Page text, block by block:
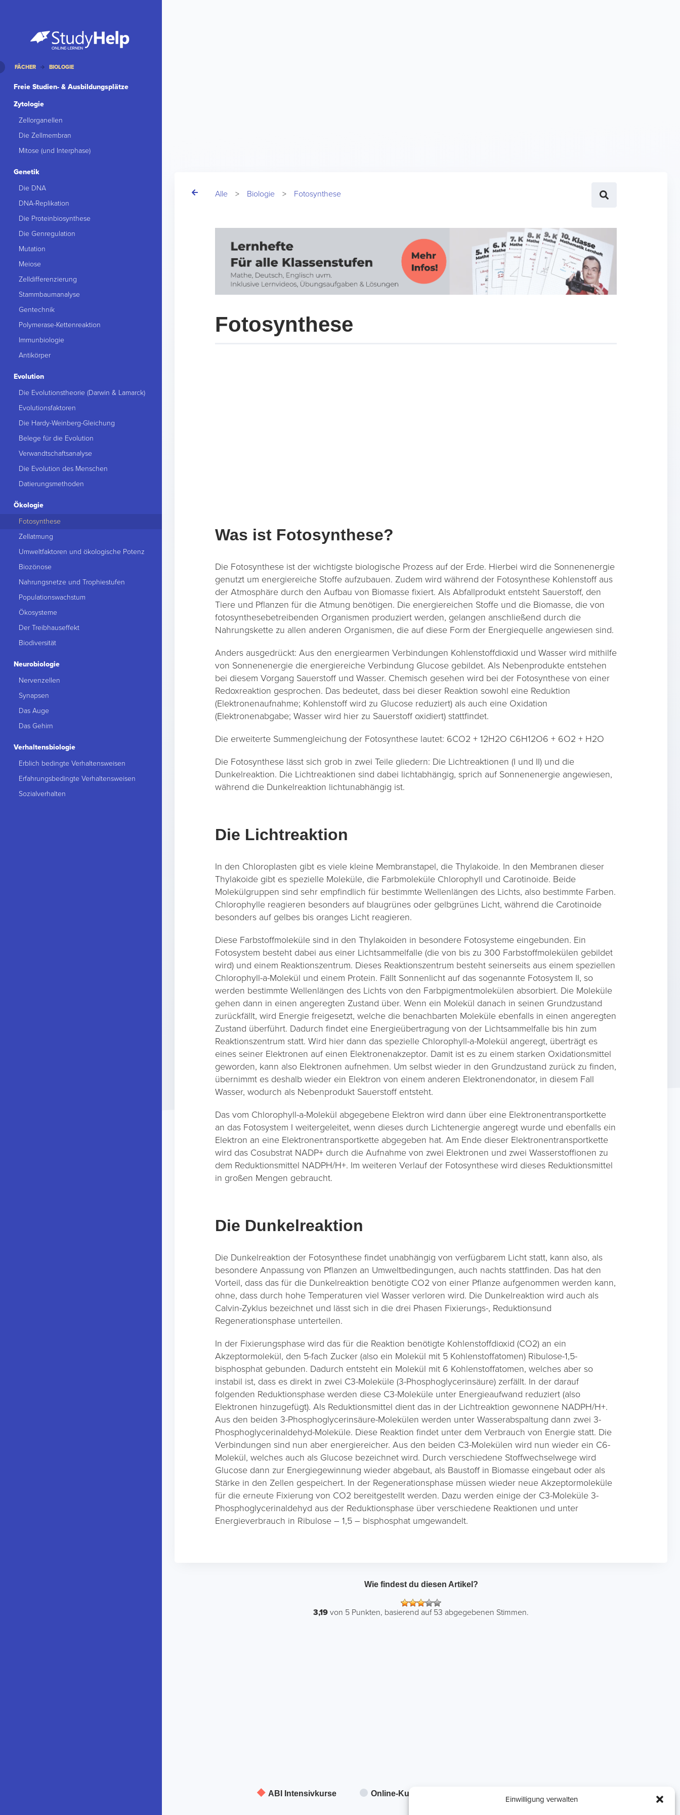
Einwilligung verwalten
Alle Biologie Fotosynthese
Fotosynthese
Was ist Fotosynthese?
Die Fotosynthese ist der wichtigste biologische Prozess auf der Erde. Hierbei wird die Sonnenenergie
genutzt um energiereiche Stoffe aufzubauen. Zudem wird während der Fotosynthese Kohlenstoff aus
der Atmosphäre durch den Aufbau von Biomasse fixiert. Als Abfallprodukt entsteht Sauerstoff, den
Tiere und Pflanzen für die Atmung benötigen. Die energiereichen Stoffe und die Biomasse, die von
fotosynthesebetreibenden Organismen produziert werden, gelangen anschließend durch die
Nahrungskette zu allen anderen Organismen, die auf diese Form der Energiequelle angewiesen sind.
Anders ausgedrückt: Aus den energiearmen Verbindungen Kohlenstoffdioxid und Wasser wird mithilfe
von Sonnenenergie die energiereiche Verbindung Glucose gebildet. Als Nebenprodukte entstehen
bei diesem Vorgang Sauerstoff und Wasser. Chemisch gesehen wird bei der Fotosynthese von einer
Redoxreaktion gesprochen. Das bedeutet, dass bei dieser Reaktion sowohl eine Reduktion
(Elektronenaufnahme; Kohlenstoff wird zu Glucose reduziert) als auch eine Oxidation
(Elektronenabgabe; Wasser wird hier zu Sauerstoff oxidiert) stattfindet.
Die erweiterte Summengleichung der Fotosynthese lautet: 6CO2 + 12H2O C6H12O6 + 6O2 + H2O
Die Fotosynthese lässt sich grob in zwei Teile gliedern: Die Lichtreaktionen (I und II) und die
Dunkelreaktion. Die Lichtreaktionen sind dabei lichtabhängig, sprich auf Sonnenenergie angewiesen,
während die Dunkelreaktion lichtunabhängig ist.
Die Lichtreaktion
In den Chloroplasten gibt es viele kleine Membranstapel, die Thylakoide. In den Membranen dieser
Thylakoide gibt es spezielle Moleküle, die Farbmoleküle Chlorophyll und Carotinoide. Beide
Molekülgruppen sind sehr empfindlich für bestimmte Wellenlängen des Lichts, also bestimmte Farben.
Chlorophylle reagieren besonders auf blaugrünes oder gelbgrünes Licht, während die Carotinoide
besonders auf gelbes bis oranges Licht reagieren.
Diese Farbstoffmoleküle sind in den Thylakoiden in besondere Fotosysteme eingebunden. Ein
Fotosystem besteht dabei aus einer Lichtsammelfalle (die von bis zu 300 Farbstoffmolekülen gebildet
wird) und einem Reaktionszentrum. Dieses Reaktionszentrum besteht seinerseits aus einem speziellen
Chlorophyll-a-Molekül und einem Protein. Fällt Sonnenlicht auf das sogenannte Fotosystem II, so
werden bestimmte Wellenlängen des Lichts von den Farbpigmentmolekülen absorbiert. Die Moleküle
gehen dann in einen angeregten Zustand über. Wenn ein Molekül danach in seinen Grundzustand
zurückfällt, wird Energie freigesetzt, welche die benachbarten Moleküle ebenfalls in einen angeregten
Zustand überführt. Dadurch findet eine Energieübertragung von der Lichtsammelfalle bis hin zum
Reaktionszentrum statt. Wird hier dann das spezielle Chlorophyll-a-Molekül angeregt, überträgt es
eines seiner Elektronen auf einen Elektronenakzeptor. Damit ist es zu einem starken Oxidationsmittel
geworden, kann also Elektronen aufnehmen. Um selbst wieder in den Grundzustand zurück zu finden,
übernimmt es deshalb wieder ein Elektron von einem anderen Elektronendonator, in diesem Fall
Wasser, wodurch als Nebenprodukt Sauerstoff entsteht.
Das vom Chlorophyll-a-Molekül abgegebene Elektron wird dann über eine Elektronentransportkette
an das Fotosystem I weitergeleitet, wenn dieses durch Lichtenergie angeregt wurde und ebenfalls ein
Elektron an eine Elektronentransportkette abgegeben hat. Am Ende dieser Elektronentransportkette
wird das Cosubstrat NADP+ durch die Aufnahme von zwei Elektronen und zwei Wasserstoffionen zu
dem Reduktionsmittel NADPH/H+. Im weiteren Verlauf der Fotosynthese wird dieses Reduktionsmittel
in großen Mengen gebraucht.
Die Dunkelreaktion
Die Dunkelreaktion der Fotosynthese findet unabhängig von verfügbarem Licht statt, kann also, als
besondere Anpassung von Pflanzen an Umweltbedingungen, auch nachts stattfinden. Das hat den
Vorteil, dass das für die Dunkelreaktion benötigte CO2 von einer Pflanze aufgenommen werden kann,
ohne, dass durch hohe Temperaturen viel Wasser verloren wird. Die Dunkelreaktion wird auch als
Calvin-Zyklus bezeichnet und lässt sich in die drei Phasen Fixierungs-, Reduktionsund
Regenerationsphase unterteilen.
In der Fixierungsphase wird das für die Reaktion benötigte Kohlenstoffdioxid (CO2) an ein
Akzeptormolekül, den 5-fach Zucker (also ein Molekül mit 5 Kohlenstoffatomen) Ribulose-1,5-
bisphosphat gebunden. Dadurch entsteht ein Molekül mit 6 Kohlenstoffatomen, welches aber so
instabil ist, dass es direkt in zwei C3-Moleküle (3-Phosphoglycerinsäure) zerfällt. In der darauf
folgenden Reduktionsphase werden diese C3-Moleküle unter Energieaufwand reduziert (also
Elektronen hinzugefügt). Als Reduktionsmittel dient das in der Lichtreaktion gewonnene NADPH/H+.
Aus den beiden 3-Phosphoglycerinsäure-Molekülen werden unter Wasserabspaltung dann zwei 3-
Phosphoglycerinaldehyd-Moleküle. Diese Reaktion findet unter dem Verbrauch von Energie statt. Die
Verbindungen sind nun aber energiereicher. Aus den beiden C3-Molekülen wird nun wieder ein C6-
Molekül, welches auch als Glucose bezeichnet wird. Durch verschiedene Stoffwechselwege wird
Glucose dann zur Energiegewinnung wieder abgebaut, als Baustoff in Biomasse eingebaut oder als
Stärke in den Zellen gespeichert. In der Regenerationsphase müssen wieder neue Akzeptormoleküle
für die erneute Fixierung von CO2 bereitgestellt werden. Dazu werden einige der C3-Moleküle 3-
Phosphoglycerinaldehyd aus der Reduktionsphase über verschiedene Reaktionen und unter
Energieverbrauch in Ribulose – 1,5 – bisphosphat umgewandelt.
FÄCHER BIOLOGIE
Freie Studien- & Ausbildungsplätze
Zytologie
Zellorganellen
Die Zellmembran
Mitose (und Interphase)
Genetik
Die DNA
DNA-Replikation
Die Proteinbiosynthese
Die Genregulation
Mutation
Meiose
Zelldifferenzierung
Stammbaumanalyse
Gentechnik
Polymerase-Kettenreaktion
Immunbiologie
Antikörper
Evolution
Die Evolutionstheorie (Darwin & Lamarck)
Evolutionsfaktoren
Die Hardy-Weinberg-Gleichung
Belege für die Evolution
Verwandtschaftsanalyse
Die Evolution des Menschen
Datierungsmethoden
Ökologie
Fotosynthese
Zellatmung
Umweltfaktoren und ökologische Potenz
Biozönose
Nahrungsnetze und Trophiestufen
Populationswachstum
Ökosysteme
Der Treibhauseffekt
Biodiversität
Neurobiologie
Nervenzellen
Synapsen
Das Auge
Das Gehirn
Verhaltensbiologie
Erblich bedingte Verhaltensweisen
Erfahrungsbedingte Verhaltensweisen
Sozialverhalten
Wie findest du diesen Artikel?
3,19 von 5 Punkten, basierend auf 53 abgegebenen Stimmen.
ABI Intensivkurse Online-Kurse